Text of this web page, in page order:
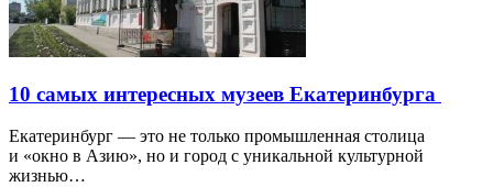
10 самых интересных музеев Екатеринбурга
Екатеринбург — это не только промышленная столица
и «окно в Азию», но и город с уникальной культурной
жизнью…